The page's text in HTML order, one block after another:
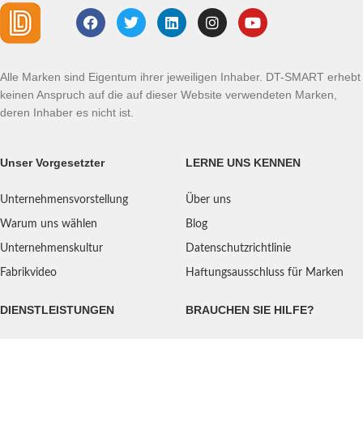
Alle Marken sind Eigentum ihrer jeweiligen Inhaber. DT-SMART erhebt
keinen Anspruch auf die auf dieser Website verwendeten Marken,
deren Inhaber es nicht ist.
Unser Vorgesetzter
Unternehmensvorstellung
Warum uns wählen
Unternehmenskultur
Fabrikvideo
LERNE UNS KENNEN
Über uns
Blog
Datenschutzrichtlinie
Haftungsausschluss für Marken
DIENSTLEISTUNGEN BRAUCHEN SIE HILFE?